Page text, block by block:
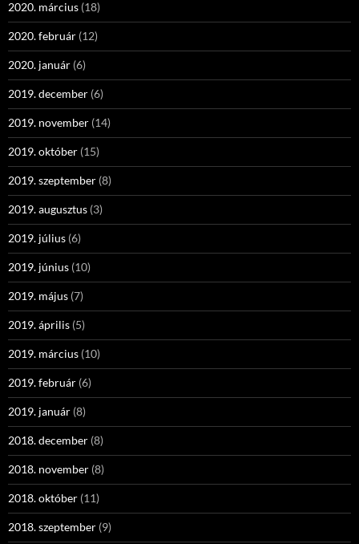
2020. március (18)
2020. február (12)
2020. január (6)
2019. december (6)
2019. november (14)
2019. október (15)
2019. szeptember (8)
2019. augusztus (3)
2019. július (6)
2019. június (10)
2019. május (7)
2019. április (5)
2019. március (10)
2019. február (6)
2019. január (8)
2018. december (8)
2018. november (8)
2018. október (11)
2018. szeptember (9)